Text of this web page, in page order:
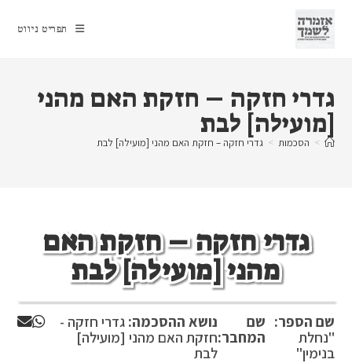
content
תפריט ניווט
גדרי חזקה – חזקת האם מהני
[מועילה] לבת
> הסכמות > גדרי חזקה – חזקת האם מהני [מועילה] לבת
גדרי חזקה – חזקת האם
מהני [מועילה] לבת
שם הספר:
"נחלת
בנימין"
שם
המחבר:
נושא ההסכמה: גדרי חזקה -
חזקת האם מהני [מועילה]
לבת